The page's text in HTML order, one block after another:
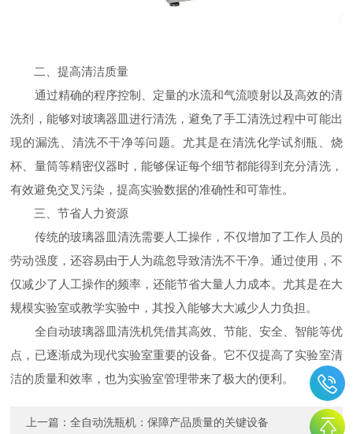
二、提高清洁质量
通过精确的程序控制、定量的水流和气流喷射以及高效的清
洗剂，能够对玻璃器皿进行清洗，避免了手工清洗过程中可能出
现的漏洗、清洗不干净等问题。尤其是在清洗化学试剂瓶、烧
杯、量筒等精密仪器时，能够保证每个细节都能得到充分清洗，
有效避免交叉污染，提高实验数据的准确性和可靠性。
三、节省人力资源
传统的玻璃器皿清洗需要人工操作，不仅增加了工作人员的
劳动强度，还容易由于人为疏忽导致清洗不干净。通过使用，不
仅减少了人工操作的频率，还能节省大量人力成本。尤其是在大
规模实验室或教学实验中，其投入能够大大减少人力负担。
全自动玻璃器皿清洗机凭借其高效、节能、安全、智能等优
点，已逐渐成为现代实验室重要的设备。它不仅提高了实验室清
洁的质量和效率，也为实验室管理带来了极大的便利。
上一篇：全自动洗瓶机：保障产品质量的关键设备